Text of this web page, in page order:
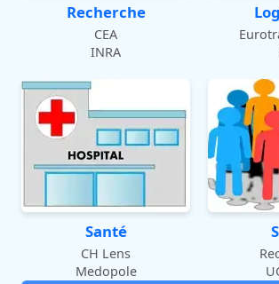
Recherche
CEA
INRA
Santé
CH Lens
Medopole